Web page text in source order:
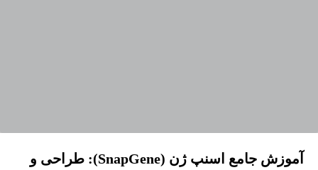
آموزش جامع اسنپ ژن (SnapGene): طراحی و